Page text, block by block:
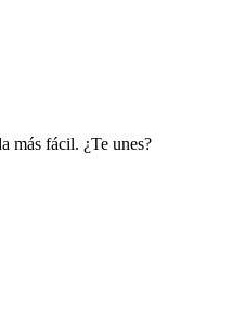
más fácil. ¿Te unes?